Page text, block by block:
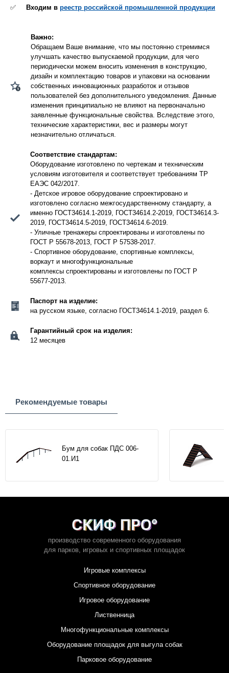
✅ Входим в реестр российской промышленной продукции
Важно:
Обращаем Ваше внимание, что мы постоянно стремимся
улучшать качество выпускаемой продукции, для чего
периодически можем вносить изменения в конструкцию,
дизайн и комплектацию товаров и упаковки на основании
собственных инновационных разработок и отзывов
пользователей без дополнительного уведомления. Данные
изменения принципиально не влияют на первоначально
заявленные функциональные свойства. Вследствие этого,
технические характеристики, вес и размеры могут
незначительно отличаться.
Соответствие стандартам:
Оборудование изготовлено по чертежам и техническим
условиям изготовителя и соответствует требованиям ТР
ЕАЭС 042/2017.
- Детское игровое оборудование спроектировано и
изготовлено согласно межгосударственному стандарту, а
именно ГОСТ34614.1-2019, ГОСТ34614.2-2019, ГОСТ34614.3-
2019, ГОСТ34614.5-2019, ГОСТ34614.6-2019.
- Уличные тренажеры спроектированы и изготовлены по
ГОСТ Р 55678-2013, ГОСТ Р 57538-2017.
- Спортивное оборудование, спортивные комплексы,
воркаут и многофункциональные
комплексы спроектированы и изготовлены по ГОСТ Р
55677-2013.
Паспорт на изделие:
на русском языке, согласно ГОСТ34614.1-2019, раздел 6.
Гарантийный срок на изделия:
12 месяцев
Рекомендуемые товары
Бум для собак ПДС 006-
01.И1
производство современного оборудования
для парков, игровых и спортивных площадок
Игровые комплексы
Спортивное оборудование
Игровое оборудование
Лиственница
Многофункциональные комплексы
Оборудование площадок для выгула собак
Парковое оборудование